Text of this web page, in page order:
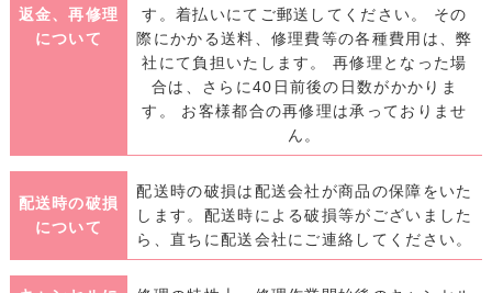
返金、再修理
について
す。着払いにてご郵送してください。 その
際にかかる送料、修理費等の各種費用は、弊
社にて負担いたします。 再修理となった場
合は、さらに40日前後の日数がかかりま
す。 お客様都合の再修理は承っておりませ
ん。
配送時の破損
について
配送時の破損は配送会社が商品の保障をいた
します。配送時による破損等がございました
ら、直ちに配送会社にご連絡してください。